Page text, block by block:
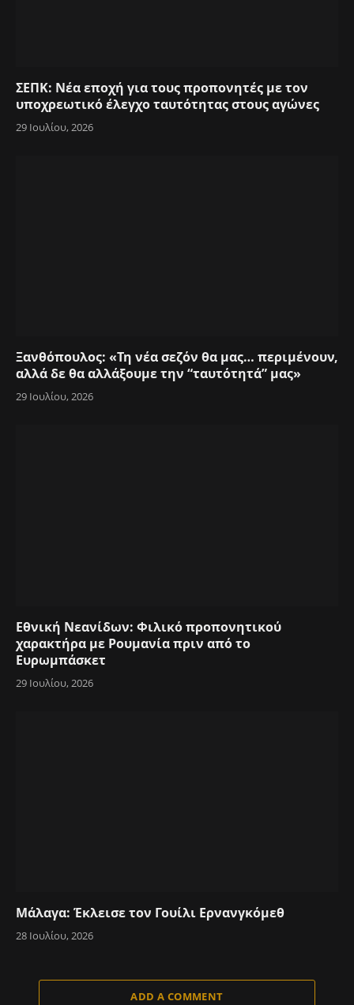
ΣΕΠΚ: Νέα εποχή για τους προπονητές με τον
υποχρεωτικό έλεγχο ταυτότητας στους αγώνες
29 Ιουλίου, 2026
Ξανθόπουλος: «Τη νέα σεζόν θα μας… περιμένουν,
αλλά δε θα αλλάξουμε την “ταυτότητά” μας»
29 Ιουλίου, 2026
Εθνική Νεανίδων: Φιλικό προπονητικού
χαρακτήρα με Ρουμανία πριν από το
Ευρωμπάσκετ
29 Ιουλίου, 2026
Μάλαγα: Έκλεισε τον Γουίλι Ερνανγκόμεθ
28 Ιουλίου, 2026
ADD A COMMENT